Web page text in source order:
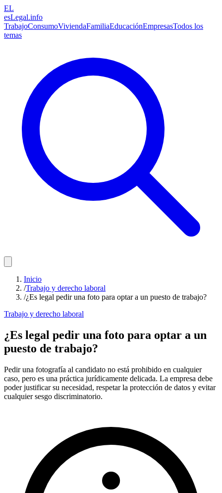
EL
esLegal.info
TrabajoConsumoViviendaFamiliaEducaciónEmpresasTodos los
temas
Inicio
/Trabajo y derecho laboral
/¿Es legal pedir una foto para optar a un puesto de trabajo?
Trabajo y derecho laboral
¿Es legal pedir una foto para optar a un
puesto de trabajo?
Pedir una fotografía al candidato no está prohibido en cualquier
caso, pero es una práctica jurídicamente delicada. La empresa debe
poder justificar su necesidad, respetar la protección de datos y evitar
cualquier sesgo discriminatorio.